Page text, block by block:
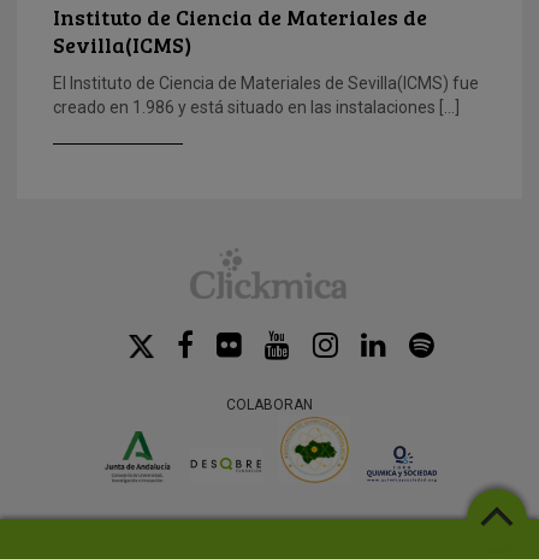
Instituto de Ciencia de Materiales de
Sevilla(ICMS)
El Instituto de Ciencia de Materiales de Sevilla(ICMS) fue
creado en 1.986 y está situado en las instalaciones […]
COLABORAN